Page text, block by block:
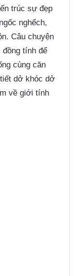
trúc sự đẹp
nghếch,
Câu chuyện
tính để
cùng căn
dở khóc dở
về giới tính